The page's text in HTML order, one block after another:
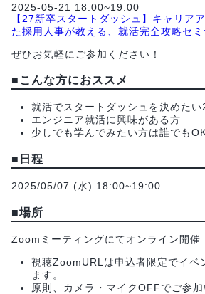
2025-05-21 18:00~19:00
【27新卒スタートダッシュ】キャリア
た採用人事が教える、就活完全攻略セ
ぜひお気軽にご参加ください！
■こんな方におススメ
就活でスタートダッシュを決めたい
エンジニア就活に興味がある方
少しでも学んでみたい方は誰でもOK
■日程
2025/05/07 (水) 18:00~19:00
■場所
Zoomミーティングにてオンライン開催
視聴ZoomURLは申込者限定でイベ
ます。
原則、カメラ・マイクOFFでご参加